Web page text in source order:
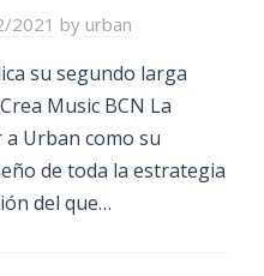
2021 by urban
su segundo larga
Music BCN La
Urban como su
de toda la estrategia
del que…